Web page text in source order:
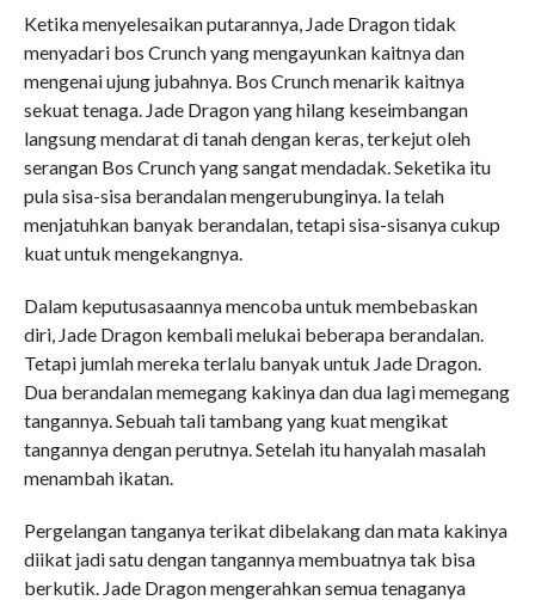
Ketika menyelesaikan putarannya, Jade Dragon tidak
menyadari bos Crunch yang mengayunkan kaitnya dan
mengenai ujung jubahnya. Bos Crunch menarik kaitnya
sekuat tenaga. Jade Dragon yang hilang keseimbangan
langsung mendarat di tanah dengan keras, terkejut oleh
serangan Bos Crunch yang sangat mendadak. Seketika itu
pula sisa-sisa berandalan mengerubunginya. Ia telah
menjatuhkan banyak berandalan, tetapi sisa-sisanya cukup
kuat untuk mengekangnya.
Dalam keputusasaannya mencoba untuk membebaskan
diri, Jade Dragon kembali melukai beberapa berandalan.
Tetapi jumlah mereka terlalu banyak untuk Jade Dragon.
Dua berandalan memegang kakinya dan dua lagi memegang
tangannya. Sebuah tali tambang yang kuat mengikat
tangannya dengan perutnya. Setelah itu hanyalah masalah
menambah ikatan.
Pergelangan tanganya terikat dibelakang dan mata kakinya
diikat jadi satu dengan tangannya membuatnya tak bisa
berkutik. Jade Dragon mengerahkan semua tenaganya